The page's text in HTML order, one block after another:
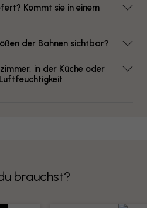
Kommt sie in einem
der Bahnen sichtbar?
in der Küche oder
brauchst?